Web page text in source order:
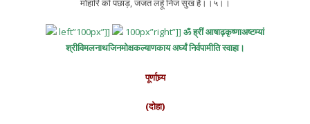
left”100px”]] 100px”right”]] ॐ ह्रीं आषाढ़कृष्णाअष्टम्यां
श्रीविमलनाथजिनमोक्षकल्याणकाय अर्घ्यं निर्वपामीति स्वाहा।
पूर्णाघ्र्य
(दोहा)